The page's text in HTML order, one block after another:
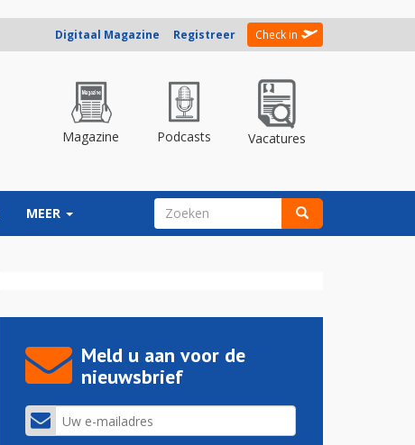
Digitaal Magazine Registreer Check in
Magazine Podcasts Vacatures
MEER ZOEKVELD
Meld u aan voor de
nieuwsbrief